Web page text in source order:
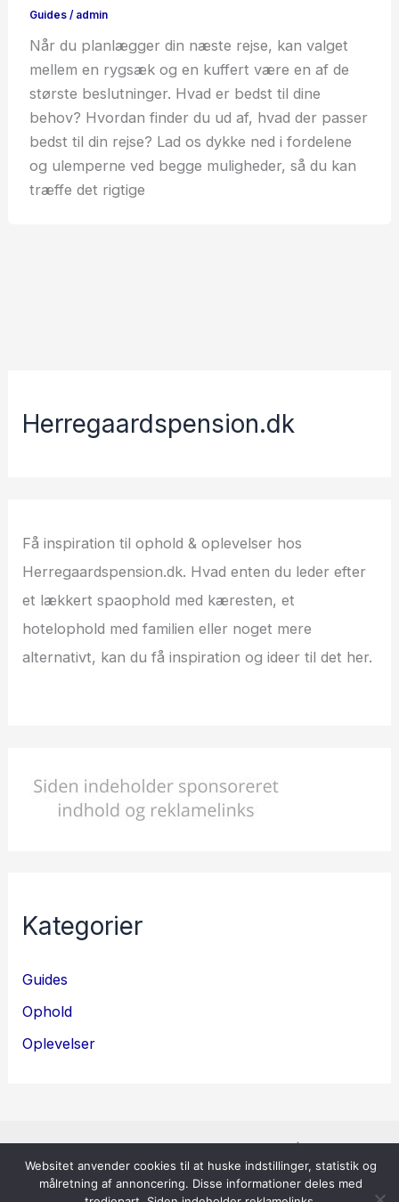
Guides / admin
Når du planlægger din næste rejse, kan valget
mellem en rygsæk og en kuffert være en af de
største beslutninger. Hvad er bedst til dine
behov? Hvordan finder du ud af, hvad der passer
bedst til din rejse? Lad os dykke ned i fordelene
og ulemperne ved begge muligheder, så du kan
træffe det rigtige
Herregaardspension.dk
Få inspiration til ophold & oplevelser hos
Herregaardspension.dk. Hvad enten du leder efter
et lækkert spaophold med kæresten, et
hotelophold med familien eller noget mere
alternativt, kan du få inspiration og ideer til det her.
Kategorier
Guides
Ophold
Oplevelser
privatlivspolitik
Websitet anvender cookies til at huske indstillinger, statistik og
målretning af annoncering. Disse informationer deles med